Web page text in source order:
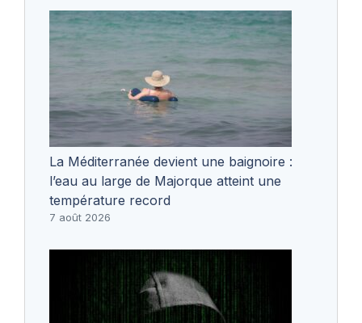
La Méditerranée devient une baignoire :
l’eau au large de Majorque atteint une
température record
7 août 2026